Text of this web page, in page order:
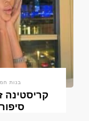
בנות
קריסטינה